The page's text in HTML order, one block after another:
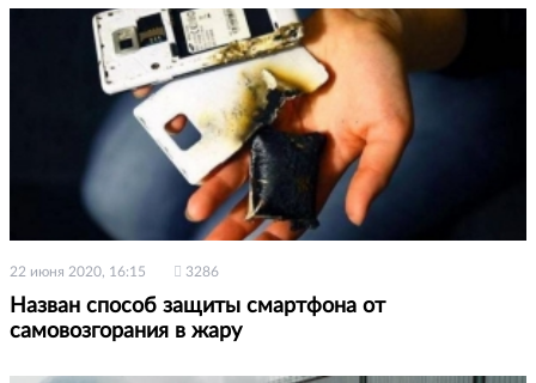
22 июня 2020, 16:15 3286
Назван способ защиты смартфона от
самовозгорания в жару